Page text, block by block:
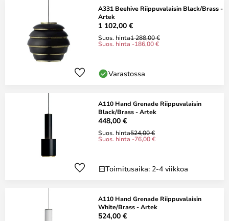
A331 Beehive Riippuvalaisin Black/Brass -
Artek
1 102,00 €
Suos. hinta1 288,00 €
Suos. hinta -186,00 €
Varastossa
A110 Hand Grenade Riippuvalaisin
Black/Brass - Artek
448,00 €
Suos. hinta524,00 €
Suos. hinta -76,00 €
Toimitusaika: 2-4 viikkoa
A110 Hand Grenade Riippuvalaisin
White/Brass - Artek
524,00 €